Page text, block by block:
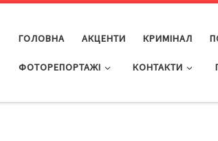
ГОЛОВНА АКЦЕНТИ КРИМІНАЛ
ФОТОРЕПОРТАЖІ КОНТАКТИ